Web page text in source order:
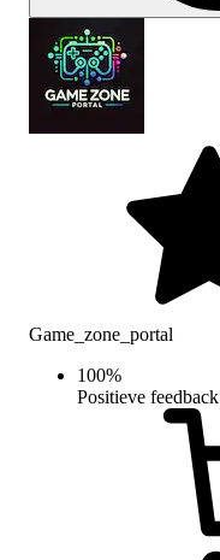
Game_zone_portal
100%
Positieve feedback